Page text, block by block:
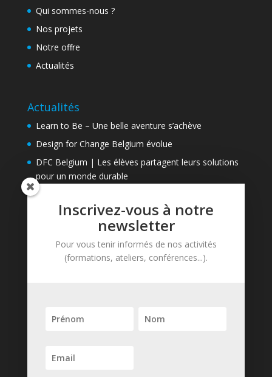
Qui sommes-nous ?
Nos projets
Notre offre
Actualités
Actualités
Learn to Be – Une belle aventure s’achève
Design for Change Belgium évolue
DFC Belgium | Les élèves partagent leurs solutions
pour un monde durable
Contact
Avenue de Tervueren, 81
B-1040 Bruxelles
Newsletter
Inscrivez-vous à notre
newsletter
Pour vous tenir informés de nos activités
(formations, ateliers, conférences...).